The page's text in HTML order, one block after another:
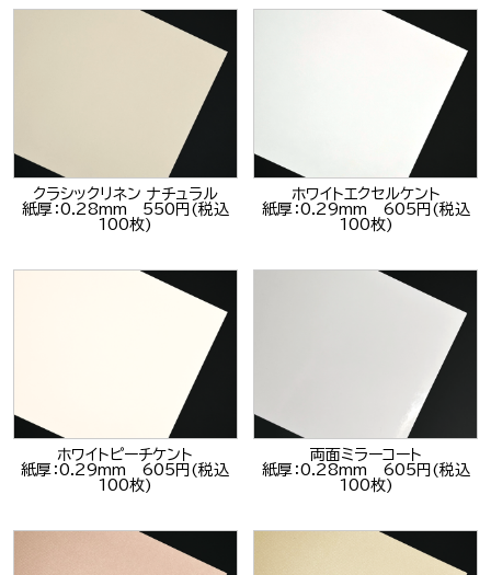
クラシックリネン ナチュラル
紙厚：0.28mm 550円(税込
100枚)
ホワイトエクセルケント
紙厚：0.29mm 605円(税込
100枚)
ホワイトピーチケント
紙厚：0.29mm 605円(税込
100枚)
両面ミラーコート
紙厚：0.28mm 605円(税込
100枚)